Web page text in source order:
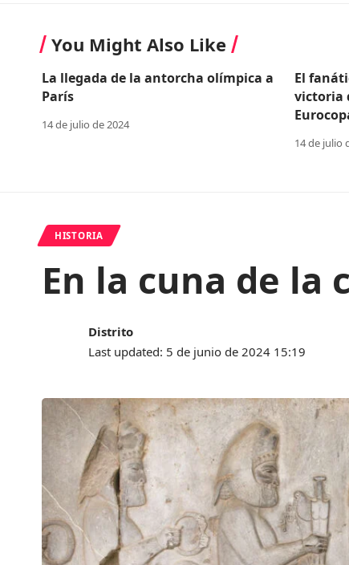
You Might Also Like
La llegada de la antorcha olímpica a
París
14 de julio de 2024
El
victoria
14 de julio
HISTORIA
En la cuna de la
Last updated: 5 de junio de 2024 15:19
Distrito